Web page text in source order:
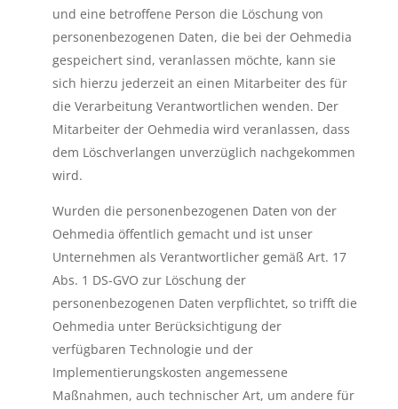
und eine betroffene Person die Löschung von
personenbezogenen Daten, die bei der Oehmedia
gespeichert sind, veranlassen möchte, kann sie
sich hierzu jederzeit an einen Mitarbeiter des für
die Verarbeitung Verantwortlichen wenden. Der
Mitarbeiter der Oehmedia wird veranlassen, dass
dem Löschverlangen unverzüglich nachgekommen
wird.
Wurden die personenbezogenen Daten von der
Oehmedia öffentlich gemacht und ist unser
Unternehmen als Verantwortlicher gemäß Art. 17
Abs. 1 DS-GVO zur Löschung der
personenbezogenen Daten verpflichtet, so trifft die
Oehmedia unter Berücksichtigung der
verfügbaren Technologie und der
Implementierungskosten angemessene
Maßnahmen, auch technischer Art, um andere für